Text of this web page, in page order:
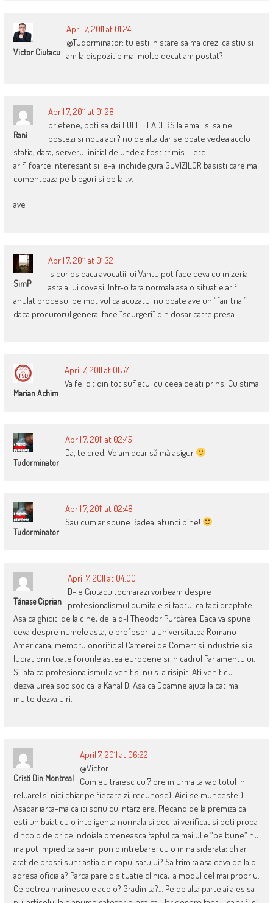
Victor Ciutacu
April 7, 2011 at 01:24
@Tudorminator: tu esti in stare sa ma crezi ca stiu si
am la dispozitie mai multe decat am postat?
Rani
April 7, 2011 at 01:28
prietene, poti sa dai FULL HEADERS la email si sa ne
postezi si noua aci ? nu de alta dar se poate vedea acolo
statia, data, serverul initial de unde a fost trimis … etc.
ar fi foarte interesant si le-ai inchide gura GUVIZILOR basisti care mai
comenteaza pe bloguri si pe la tv.
ave
SimP
April 7, 2011 at 01:32
Is curios daca avocatii lui Vantu pot face ceva cu mizeria
asta a lui covesi. Intr-o tara normala asa o situatie ar fi
anulat procesul pe motivul ca acuzatul nu poate ave un “fair trial”
daca procurorul general face “scurgeri” din dosar catre presa.
Marian Achim
April 7, 2011 at 01:57
Va felicit din tot sufletul cu ceea ce ati prins. Cu stima
Tudorminator
April 7, 2011 at 02:45
Da, te cred. Voiam doar să mă asigur
Tudorminator
April 7, 2011 at 02:48
Sau cum ar spune Badea: atunci bine!
Tănase Ciprian
April 7, 2011 at 04:00
D-le Ciutacu tocmai azi vorbeam despre
profesionalismul dumitale si faptul ca faci dreptate.
Asa ca ghiciti de la cine, de la d-l Theodor Purcărea. Daca va spune
ceva despre numele asta, e profesor la Universitatea Romano-
Americana, membru onorific al Camerei de Comert si Industrie si a
lucrat prin toate forurile astea europene si in cadrul Parlamentului.
Si iata ca profesionalismul a venit si nu s-a risipit. Ati venit cu
dezvaluirea soc soc ca la Kanal D. Asa ca Doamne ajuta la cat mai
multe dezvaluiri.
Cristi Din Montreal
April 7, 2011 at 06:22
@Victor
Cum eu traiesc cu 7 ore in urma ta vad totul in
reluare(si nici chiar pe fiecare zi, recunosc). Aici se munceste:)
Asadar iarta-ma ca iti scriu cu intarziere. Plecand de la premiza ca
esti un baiat cu o inteligenta normala si deci ai verificat si poti proba
dincolo de orice indoiala omeneasca faptul ca mailul e “pe bune” nu
ma pot impiedica sa-mi pun o intrebare; cu o mina siderata: chiar
atat de prosti sunt astia din capu’ satului? Sa trimita asa ceva de la o
adresa oficiala? Parca pare o situatie clinica, la modul cel mai propriu.
Ce petrea marinescu e acolo? Gradinita?… Pe de alta parte ai ales sa